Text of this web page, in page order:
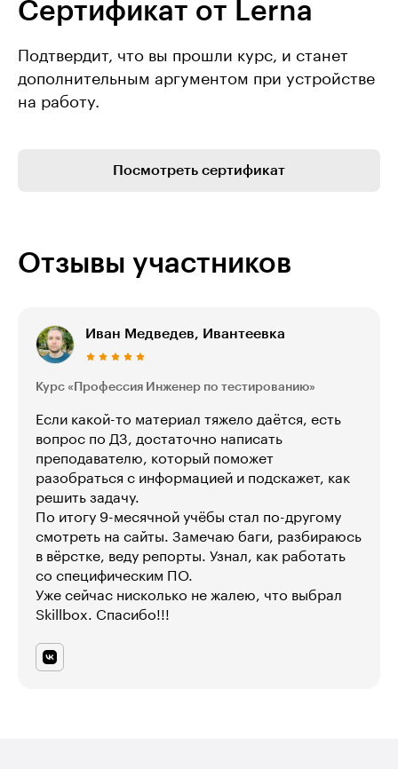
Сертификат от Lerna
Подтвердит, что вы прошли курс, и станет
дополнительным аргументом при устройстве
на работу.
Посмотреть сертификат
Отзывы участников
Иван Медведев, Ивантеевка
Курс «Профессия Инженер по тестированию»
Если какой-то материал тяжело даётся, есть
вопрос по ДЗ, достаточно написать
преподавателю, который поможет
разобраться с информацией и подскажет, как
решить задачу.
По итогу 9-месячной учёбы стал по-другому
смотреть на сайты. Замечаю баги, разбираюсь
в вёрстке, веду репорты. Узнал, как работать
со специфическим ПО.
Уже сейчас нисколько не жалею, что выбрал
Skillbox. Спасибо!!!